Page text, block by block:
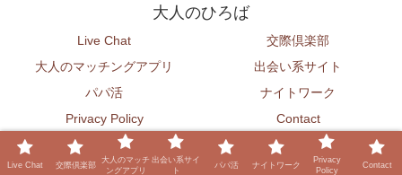
大人のひろば
Live Chat
交際倶楽部
大人のマッチングアプリ
出会い系サイト
パパ活
ナイトワーク
Privacy Policy
Contact
© 2026 大人のひろば.
Live Chat 交際倶楽部
大人のマッチ
ングアプリ
出会い系サイ
ト
パパ活 ナイトワーク
Privacy
Policy
Contact